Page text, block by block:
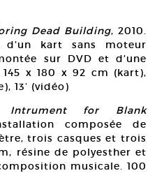
Dead Building, 2010.
d’un kart sans moteur
sur DVD et d’une
x 180 x 92 cm (kart),
13′ (vidéo)
Intrument for Blank
composée de
trois casques et trois
résine de polyesther et
musicale. 100